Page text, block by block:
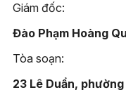
Giám đốc:
Đào Phạm Hoàng
Tòa soạn:
23 Lê Duẩn,